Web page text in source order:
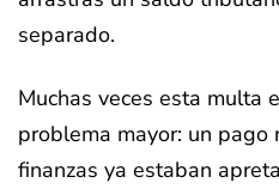
separado.
Muchas veces esta multa
problema mayor: un pago
finanzas ya estaban